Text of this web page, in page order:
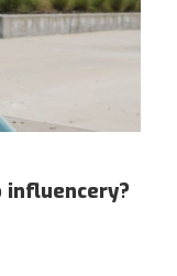
influencery?